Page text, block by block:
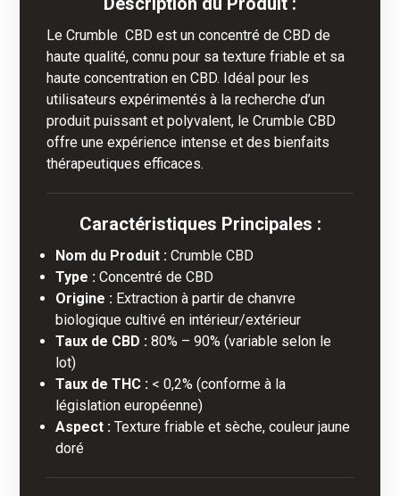
Le Crumble CBD est un concentré de CBD de
haute qualité, connu pour sa texture friable et sa
haute concentration en CBD. Idéal pour les
utilisateurs expérimentés à la recherche d’un
produit puissant et polyvalent, le Crumble CBD
offre une expérience intense et des bienfaits
thérapeutiques efficaces.
Caractéristiques Principales :
Nom du Produit : Crumble CBD
Type : Concentré de CBD
Origine : Extraction à partir de chanvre
biologique cultivé en intérieur/extérieur
Taux de CBD : 80% – 90% (variable selon le
lot)
Taux de THC : < 0,2% (conforme à la
législation européenne)
Aspect : Texture friable et sèche, couleur jaune
doré